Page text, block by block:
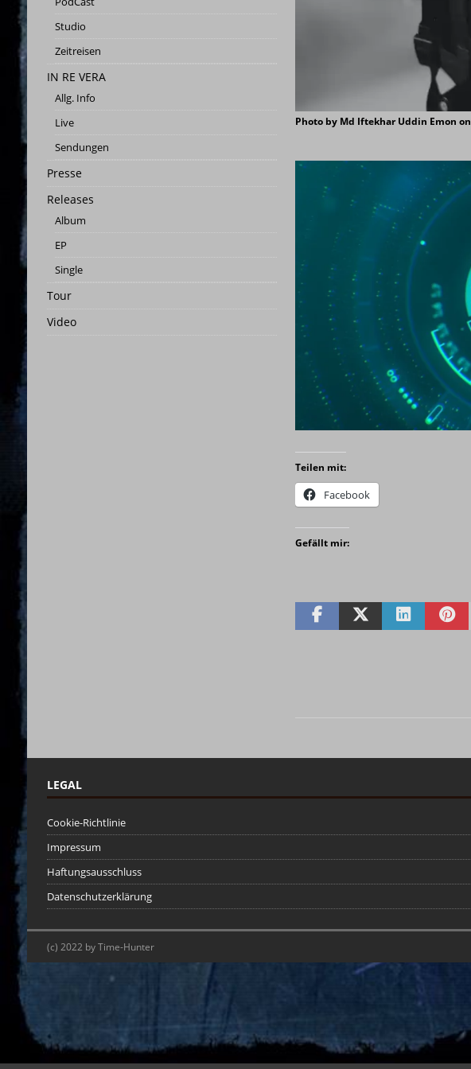
PRESSEMITTEILUNG Q1-1/2026
ALLGEMEIN
Statusbericht aus dem Kabel-Dschungel
Photo by Md Iftekhar Uddin Emon on
Teilen mit:
Facebook
Gefällt mir:
Studio
Zeitreisen
IN RE VERA
Allg. Info
Live
Sendungen
Presse
Releases
Album
EP
Single
Tour
Video
LEGAL
Cookie-Richtlinie
Impressum
Haftungsausschluss
Datenschutzerklärung
(c) 2022 by Time-Hunter